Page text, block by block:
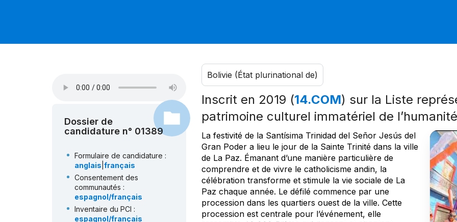
Dossier de
candidature n° 01389
Formulaire de candidature :
anglais français
Consentement des
communautés :
espagnol/français
Inventaire du PCI :
espagnol/français
Bolivie (État plurinational de)
Inscrit en 2019 (14.COM) sur la Liste
patrimoine culturel immatériel de l’humanité
La festivité de la Santísima Trinidad del Señor Jesús del
Gran Poder a lieu le jour de la Sainte Trinité dans la ville
de La Paz. Émanant d’une manière particulière de
comprendre et de vivre le catholicisme andin, la
célébration transforme et stimule la vie sociale de La
Paz chaque année. Le défilé commence par une
procession dans les quartiers ouest de la ville. Cette
procession est centrale pour l’événement, elle